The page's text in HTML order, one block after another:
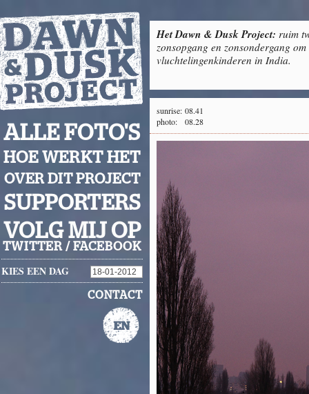
Het Dawn & Dusk Project: ruim
zonsopgang en zonsondergang
vluchtelingenkinderen in India.
ALLE FOTO'S
HOE WERKT HET
OVER DIT PROJECT
SUPPORTERS
VOLG MIJ OP
TWITTER / FACEBOOK
KIES EEN DAG
CONTACT
sunrise: 08.41
photo:
08.28